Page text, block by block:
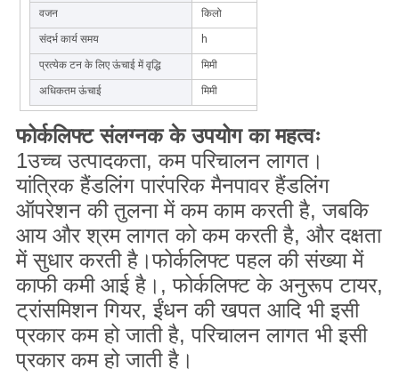
वजन किलो
संदर्भ कार्य समय h
प्रत्येक टन के लिए ऊंचाई में वृद्धि मिमी
अधिकतम ऊंचाई मिमी
फोर्कलिफ्ट संलग्नक के उपयोग का महत्वः
1उच्च उत्पादकता, कम परिचालन लागत।
यांत्रिक हैंडलिंग पारंपरिक मैनपावर हैंडलिंग
ऑपरेशन की तुलना में कम काम करती है, जबकि
आय और श्रम लागत को कम करती है, और दक्षता
में सुधार करती है।फोर्कलिफ्ट पहल की संख्या में
काफी कमी आई है।, फोर्कलिफ्ट के अनुरूप टायर,
ट्रांसमिशन गियर, ईंधन की खपत आदि भी इसी
प्रकार कम हो जाती है, परिचालन लागत भी इसी
प्रकार कम हो जाती है।